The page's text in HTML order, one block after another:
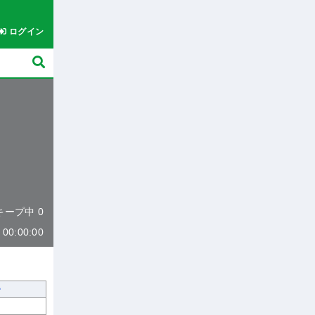
ログイン
ープ中 0
00:00:00